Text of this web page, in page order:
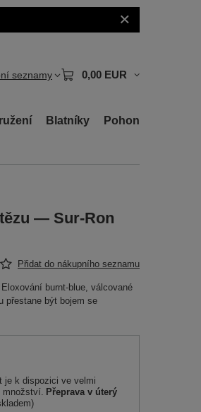
seznamy 0,00 EUR
Blatníky
Pohon
— Sur-Ron
Přidat do nákupního seznamu
burnt-blue, válcované
přestane být bojem se
je k dispozici ve velmi
množství
Přeprava v úterý